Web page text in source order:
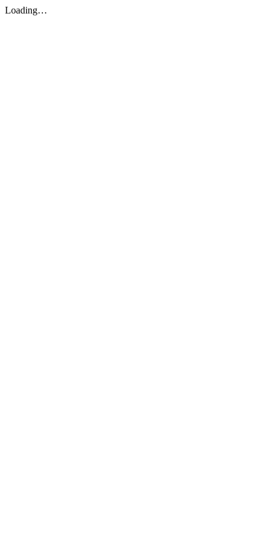
Loading…